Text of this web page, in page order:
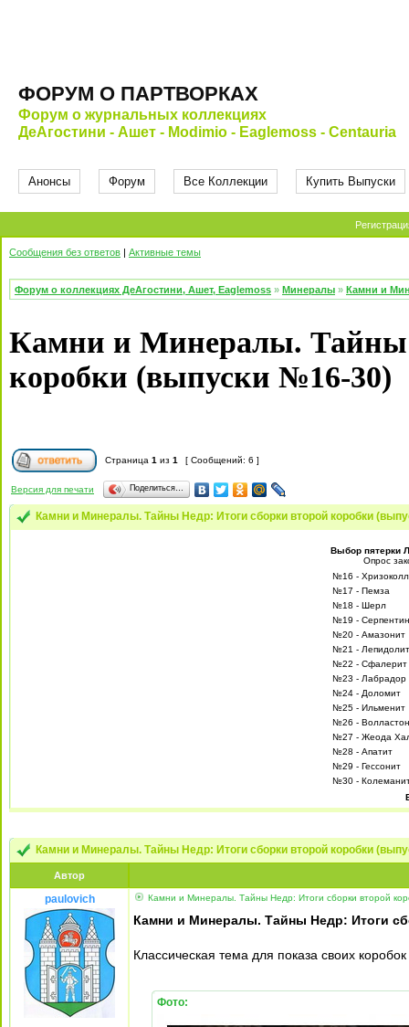
ФОРУМ О ПАРТВОРКАХ
Форум о журнальных коллекциях
ДеАгостини - Ашет - Modimio - Eaglemoss - Centauria
Анонсы Форум Все Коллекции Купить Выпуски
Сообщения без ответов | Активные темы
Форум о коллекциях ДеАгостини, Ашет, Eaglemoss » Минералы » Камни и
Камни и Минералы. Тайны
коробки (выпуски №16-30)
Страница 1 из 1 [ Сообщений: 6 ]
Версия для печати Поделиться…
Камни и Минералы. Тайны Недр: Итоги сборки второй коробки
Выбор пятерки
Опрос
№16 -
№17 - Пемза
№18 - Шерл
№19 - Серпентин
№20 - Амазонит
№21 - Лепидолит
№22 - Сфалерит
№23 - Лабрадор
№24 - Доломит
№25 - Ильменит
№26 -
№27 - Жеода
№28 - Апатит
№29 - Гессонит
№30 -
Камни и Минералы. Тайны Недр: Итоги сборки второй коробки
Автор
paulovich Камни и Минералы. Тайны Недр: Итоги сборки второй
Камни и Минералы. Тайны Недр: Итоги
Классическая тема для показа своих
Фото: